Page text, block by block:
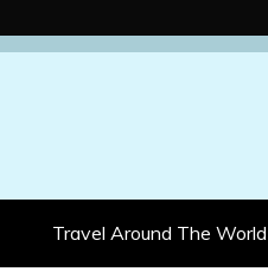
Travel Around The World